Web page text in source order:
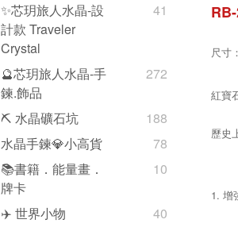
✨芯玥旅人水晶-設
計款 Traveler
Crystal
41
🔮芯玥旅人水晶-手
鍊.飾品
272
⛏️ 水晶礦石坑
188
水晶手鍊💎小高貨
78
📚書籍．能量畫．
牌卡
10
✈️ 世界小物
40
尺寸
紅寶
歷史
1. 增